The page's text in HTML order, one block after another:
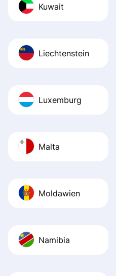
Kuwait
Liechtenstein
Luxemburg
Malta
Moldawien
Namibia